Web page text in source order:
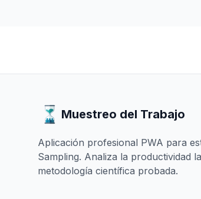
Muestreo del Trabajo
Aplicación profesional PWA para
Sampling. Analiza la productividad
metodología científica probada.